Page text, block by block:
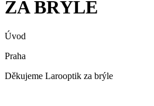
ZA BRÝLE
Úvod
Praha
Děkujeme Larooptik za brýle